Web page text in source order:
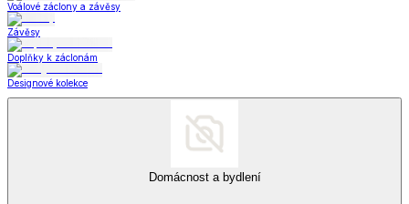
Voálové záclony a závěsy
Závěsy
Doplňky k záclonám
Designové kolekce
Domácnost a bydlení